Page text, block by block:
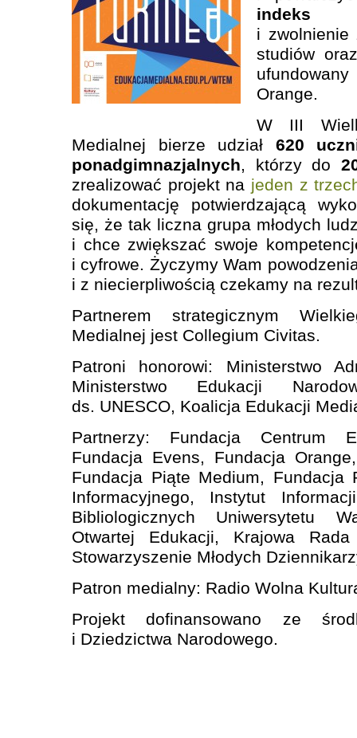
indeks
i zwolnienie
studiów
Orange.
W III
Medialnej bierze udział 620
ponadgimnazjalnych, którzy do
zrealizować projekt na jeden z
dokumentację potwierdzającą
się, że tak liczna grupa młodych
i chce zwiększać swoje
i cyfrowe. Życzymy Wam
i z niecierpliwością czekamy na
Partnerem strategicznym
Medialnej jest Collegium Civitas.
Patroni honorowi: Ministerstwo
Ministerstwo Edukacji
ds. UNESCO, Koalicja Edukacji
Partnerzy: Fundacja Centrum
Fundacja Evens, Fundacja
Fundacja Piąte Medium, Fundacja
Informacyjnego, Instytut
Bibliologicznych Uniwersytetu
Otwartej Edukacji, Krajowa
Stowarzyszenie Młodych
Patron medialny: Radio Wolna
Projekt dofinansowano ze
i Dziedzictwa Narodowego.